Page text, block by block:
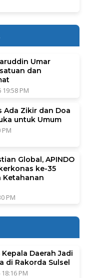
Umar
dan
PM
Ada Zikir dan Doa
untuk Umum
PM
Global, APINDO
ke-35
Ketahanan
PM
Daerah Jadi
di Rakorda Sulsel
PM